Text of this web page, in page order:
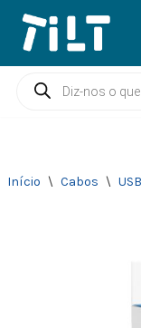
Avançar
para
Início \ Cabos \ USB